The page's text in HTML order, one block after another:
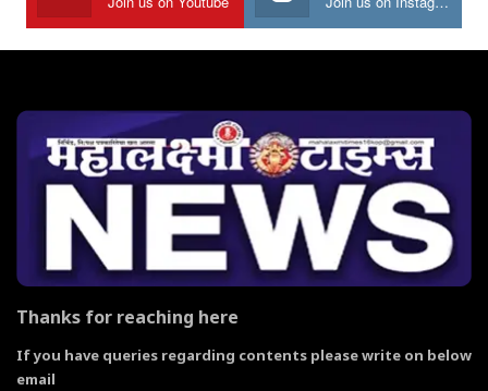
Thanks for reaching here
If you have queries regarding contents please write on below
email